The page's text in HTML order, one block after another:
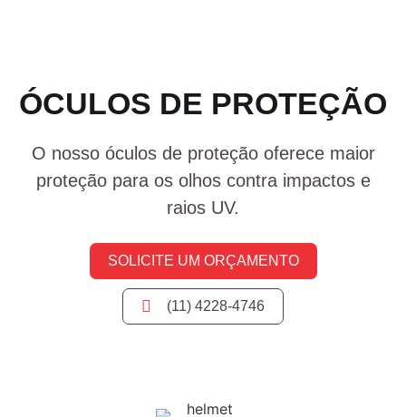
ÓCULOS DE PROTEÇÃO
O nosso óculos de proteção oferece maior
proteção para os olhos contra impactos e
raios UV.
SOLICITE UM ORÇAMENTO
(11) 4228-4746